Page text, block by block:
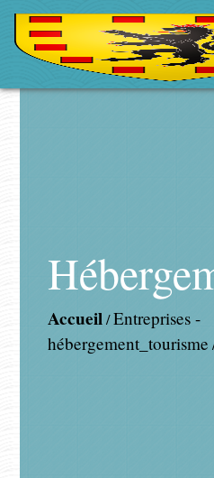
Accueil/Entreprises -
hébergement_tourisme